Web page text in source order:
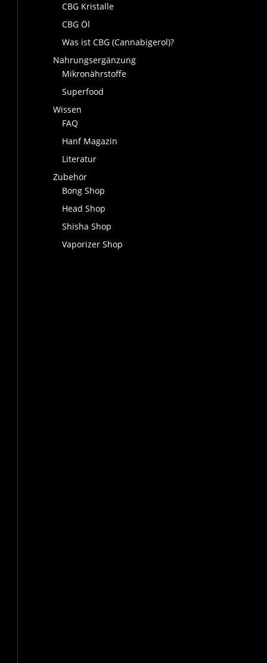
CBG Kristalle
CBG Öl
Was ist CBG (Cannabigerol)?
Nahrungsergänzung
Mikronährstoffe
Superfood
Wissen
FAQ
Hanf Magazin
Literatur
Zubehör
Bong Shop
Head Shop
Shisha Shop
Vaporizer Shop